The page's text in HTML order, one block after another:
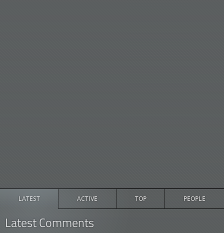
LATEST ACTIVE TOP PEOPLE
Latest Comments